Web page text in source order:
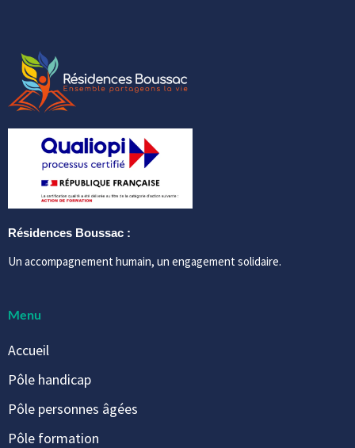
Résidences Boussac :
Un accompagnement humain, un engagement solidaire.
Menu
Accueil
Pôle handicap
Pôle personnes âgées
Pôle formation